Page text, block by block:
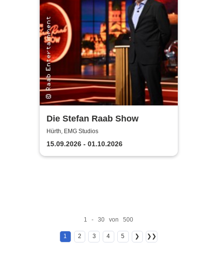
Die Stefan Raab Show
Hürth, EMG Studios
15.09.2026 - 01.10.2026
1 - 30 von 500
1 2 3 4 5 ❯ ❯❯